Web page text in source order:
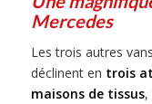
Mercedes
Les trois autres
déclinent en trois
maisons de tissus,